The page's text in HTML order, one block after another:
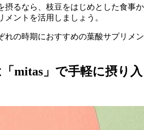
摂るなら、枝豆をはじめとした食事か
メントを活用しましょう。
れの時期におすすめの葉酸サプリメン
mitas」で手軽に摂り入